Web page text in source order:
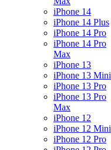
iPhone 14
iPhone 14 Plus
iPhone 14 Pro
iPhone 14 Pro
Max
iPhone 13
iPhone 13 Mini
iPhone 13 Pro
iPhone 13 Pro
Max
iPhone 12
iPhone 12 Mini
iPhone 12 Pro